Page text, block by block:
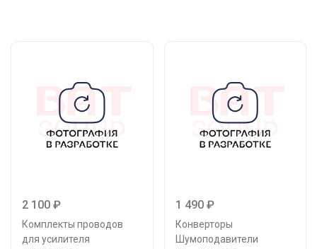
2 100 ₽
Комплекты проводов
для усилителя
1 490 ₽
Конверторы
Шумоподавители